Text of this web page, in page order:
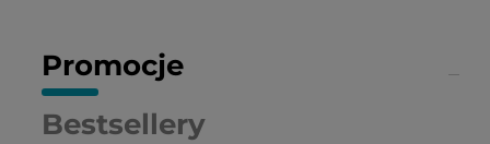
Promocje
Bestsellery